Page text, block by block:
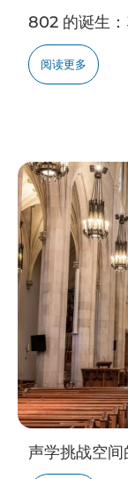
802 的诞生
阅读更多
声学挑战空